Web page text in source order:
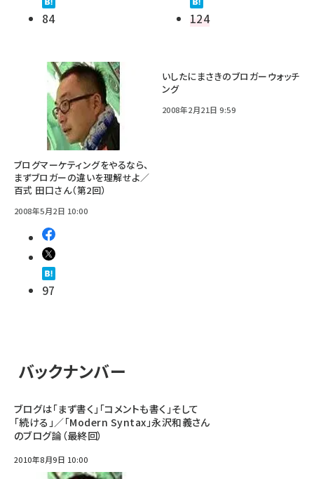
84 124
ブログマーケティングをやるなら、
まずブロガーの違いを理解せよ／
百式 田口さん（第2回）
2008年5月2日 10:00
97
いしたにまさきのブロガーウォッチ
ング
2008年2月21日 9:59
バックナンバー
ブログは「まず書く」「コメントも書く」そして
「続ける」／「Modern Syntax」永沢和義さん
のブログ論（最終回）
2010年8月9日 10:00